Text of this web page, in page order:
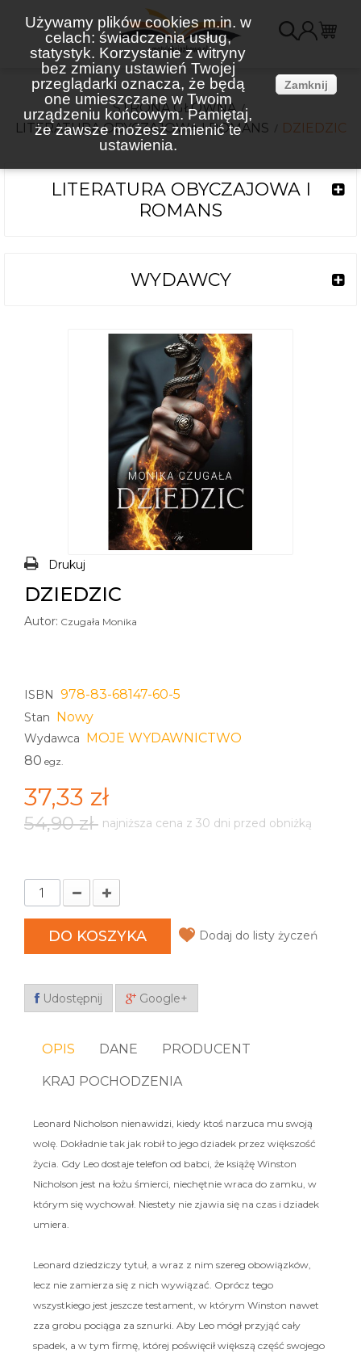
Używamy plików cookies m.in. w
celach: świadczenia usług,
statystyk. Korzystanie z witryny
bez zmiany ustawień Twojej
przeglądarki oznacza, że będą
one umieszczane w Twoim
urządzeniu końcowym. Pamiętaj,
że zawsze możesz zmienić te
ustawienia.
Zamknij
STRONA GŁÓWNA
LITERATURA OBYCZAJOWA I ROMANS
DZIEDZIC
LITERATURA OBYCZAJOWA I
ROMANS
WYDAWCY
Drukuj
DZIEDZIC
Autor: Czugała Monika
ISBN 978-83-68147-60-5
Stan Nowy
Wydawca MOJE WYDAWNICTWO
80 egz.
37,33 zł
54,90 zł najniższa cena z 30 dni przed obniżką
DO KOSZYKA Dodaj do listy życzeń
Udostępnij Google+
OPIS DANE PRODUCENT
KRAJ POCHODZENIA
Leonard Nicholson nienawidzi, kiedy ktoś narzuca mu swoją
wolę. Dokładnie tak jak robił to jego dziadek przez większość
życia. Gdy Leo dostaje telefon od babci, że książę Winston
Nicholson jest na łożu śmierci, niechętnie wraca do zamku, w
którym się wychował. Niestety nie zjawia się na czas i dziadek
umiera.
Leonard dziedziczy tytuł, a wraz z nim szereg obowiązków,
lecz nie zamierza się z nich wywiązać. Oprócz tego
wszystkiego jest jeszcze testament, w którym Winston nawet
zza grobu pociąga za sznurki. Aby Leo mógł przyjąć cały
spadek, a w tym firmę, której poświęcił większą część swojego